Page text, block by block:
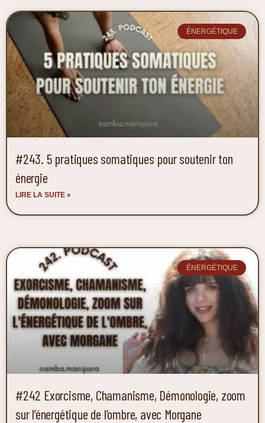
ÉNERGÉTIQUE
#243. 5 pratiques somatiques pour soutenir ton
énergie
LIRE LA SUITE »
ÉNERGÉTIQUE
#242 Exorcisme, Chamanisme, Démonologie, zoom
sur l’énergétique de l’ombre, avec Morgane